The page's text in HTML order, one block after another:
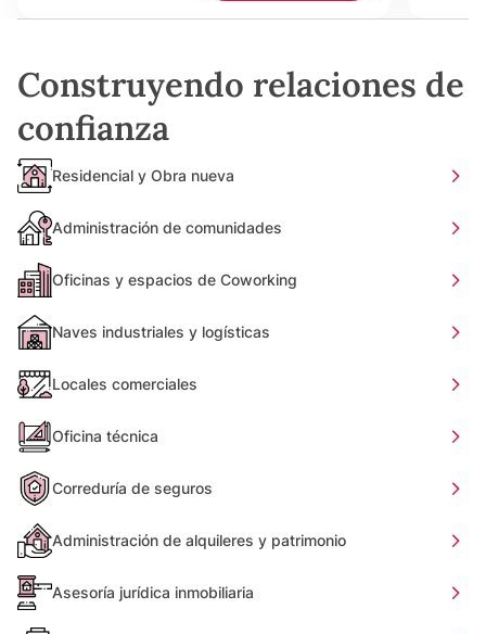
Construyendo relaciones de
confianza
Residencial y Obra nueva
Administración de comunidades
Oficinas y espacios de Coworking
Naves industriales y logísticas
Locales comerciales
Oficina técnica
Correduría de seguros
Administración de alquileres y patrimonio
Asesoría jurídica inmobiliaria